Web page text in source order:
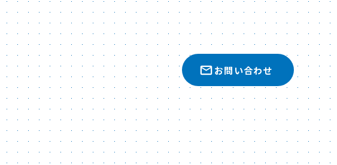
お問い合わせ